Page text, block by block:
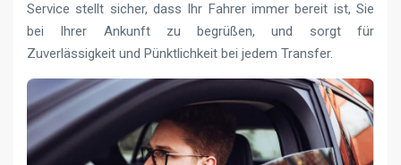
Service stellt sicher, dass Ihr Fahrer immer bereit ist, Sie
bei Ihrer Ankunft zu begrüßen, und sorgt für
Zuverlässigkeit und Pünktlichkeit bei jedem Transfer.